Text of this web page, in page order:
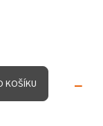
KOŠÍKU −